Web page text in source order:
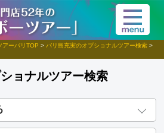
アーバリTOP > バリ島充実のオプショナルツアー検索 >
ョナルツアー検索